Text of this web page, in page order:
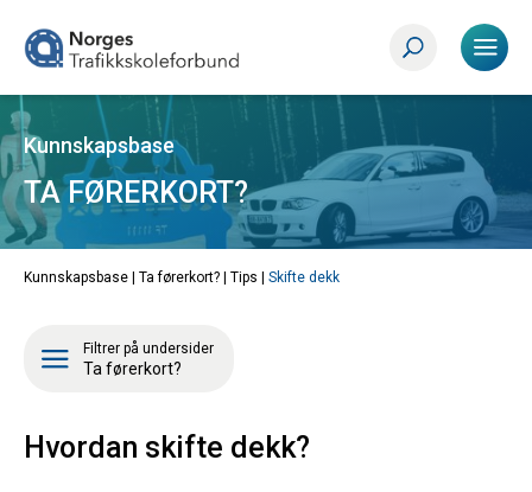
Kunnskapsbase
TA FØRERKORT?
Kunnskapsbase | Ta førerkort? Tips Skifte dekk
Filtrer på undersider
Ta førerkort?
Hvordan skifte dekk?